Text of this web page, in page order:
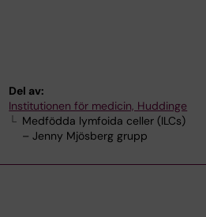
Del av:
Institutionen för medicin, Huddinge
Medfödda lymfoida celler (ILCs)
– Jenny Mjösberg grupp